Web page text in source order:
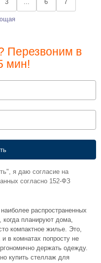
3 6 7
Перезвоним в
мин!
я даю согласие на
согласно 152-ФЗ
распространенных
когда планируют дома,
компактное жилье. Это,
в комнатах попросту не
держать одежду.
купить стеллаж для